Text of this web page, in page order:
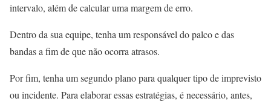
intervalo, além de calcular uma margem de erro.
Dentro da sua equipe, tenha um responsável do palco e das
bandas a fim de que não ocorra atrasos.
Por fim, tenha um segundo plano para qualquer tipo de imprevisto
ou incidente. Para elaborar essas estratégias, é necessário, antes,